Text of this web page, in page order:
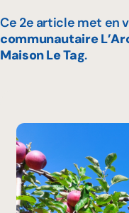
Ce 2e article met en
communautaire
Maison Le Tag.